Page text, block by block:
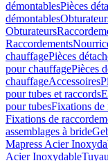
démontablesPièces
démontables
Obturateurs
Raccordements
chauffagePièces
pour chauffagePièces
chauffageAccessoires
pour tubes et raccords
pour tubesFixations de
Fixations de
assemblages à bride
Mapress Acier
Acier Inoxydable